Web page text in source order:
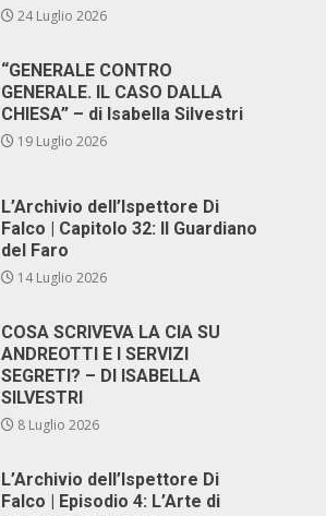
24 Luglio 2026
“GENERALE CONTRO
GENERALE. IL CASO DALLA
CHIESA” – di Isabella Silvestri
19 Luglio 2026
L’Archivio dell’Ispettore Di
Falco | Capitolo 32: Il Guardiano
del Faro
14 Luglio 2026
COSA SCRIVEVA LA CIA SU
ANDREOTTI E I SERVIZI
SEGRETI? – DI ISABELLA
SILVESTRI
8 Luglio 2026
L’Archivio dell’Ispettore Di
Falco | Episodio 4: L’Arte di